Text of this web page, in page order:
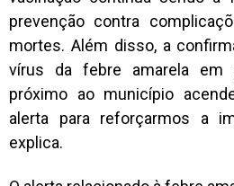
prevenção contra
mortes. Além disso, a
vírus da febre amarela em
próximo ao município
alerta para reforçarmos a
explica.